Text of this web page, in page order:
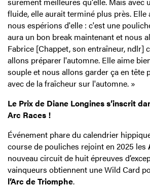
fluide, elle aurait terminé plus près. Elle
nous espérions d'elle : c'est une
aura un bon break maintenant et nous
Fabrice [Chappet, son entraîneur, ndlr]
allons préparer l'automne. Elle aime
souple et nous allons garder ça en tête
avec de la fraîcheur sur l'automne. »
Le Prix de Diane Longines s’inscrit
Arc Races !
Événement phare du calendrier
course de pouliches rejoint en 2025 les
nouveau circuit de huit épreuves
vainqueurs obtiennent une Wild Card
l’Arc de Triomphe.